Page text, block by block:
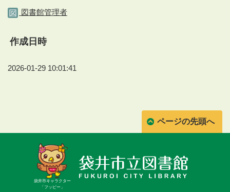
図書館管理者
作成日時
2026-01-29 10:01:41
ページの先頭へ
袋井市キャラクター
「フッピー」